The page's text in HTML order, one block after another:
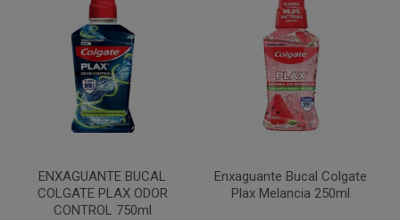
ENXAGUANTE BUCAL
COLGATE PLAX ODOR
CONTROL 750ml
Enxaguante Bucal Colgate
Plax Melancia 250ml